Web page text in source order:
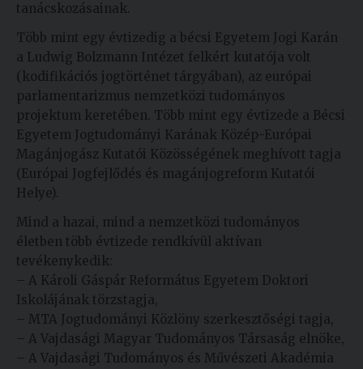
tanácskozásainak.
Több mint egy évtizedig a bécsi Egyetem Jogi Karán
a Ludwig Bolzmann Intézet felkért kutatója volt
(kodifikációs jogtörténet tárgyában), az európai
parlamentarizmus nemzetközi tudományos
projektum keretében. Több mint egy évtizede a Bécsi
Egyetem Jogtudományi Karának Közép-Európai
Magánjogász Kutatói Közösségének meghívott tagja
(Európai Jogfejlődés és magánjogreform Kutatói
Helye).
Mind a hazai, mind a nemzetközi tudományos
életben több évtizede rendkívül aktívan
tevékenykedik:
– A Károli Gáspár Református Egyetem Doktori
Iskolájának törzstagja,
– MTA Jogtudományi Közlöny szerkesztőségi tagja,
– A Vajdasági Magyar Tudományos Társaság elnöke,
– A Vajdasági Tudományos és Művészeti Akadémia